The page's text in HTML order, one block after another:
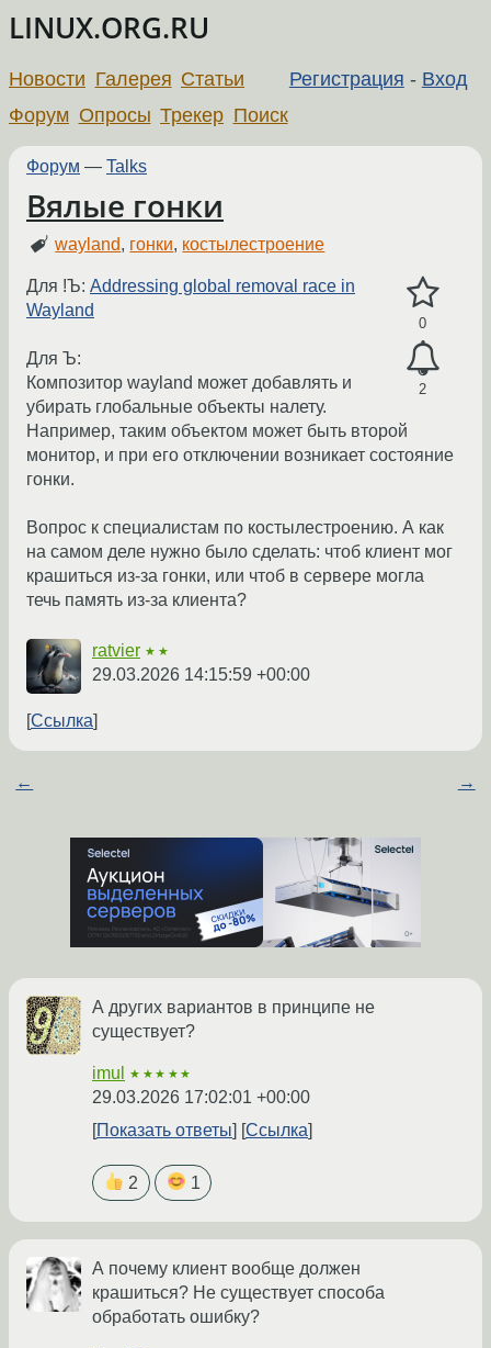
LINUX.ORG.RU
Регистрация - Вход
Новости Галерея Статьи
Форум Опросы Трекер Поиск
Форум — Talks
Вялые гонки
wayland, гонки, костылестроение
0
2
Для !Ъ: Addressing global removal race in
Wayland
Для Ъ:
Композитор wayland может добавлять и
убирать глобальные объекты налету.
Например, таким объектом может быть второй
монитор, и при его отключении возникает состояние
гонки.
Вопрос к специалистам по костылестроению. А как
на самом деле нужно было сделать: чтоб клиент мог
крашиться из-за гонки, или чтоб в сервере могла
течь память из-за клиента?
ratvier ★★
29.03.2026 14:15:59 +00:00
Ссылка
← →
А других вариантов в принципе не
существует?
imul ★★★★★
29.03.2026 17:02:01 +00:00
Показать ответы
Ссылка
2 1
А почему клиент вообще должен
крашиться? Не существует способа
обработать ошибку?